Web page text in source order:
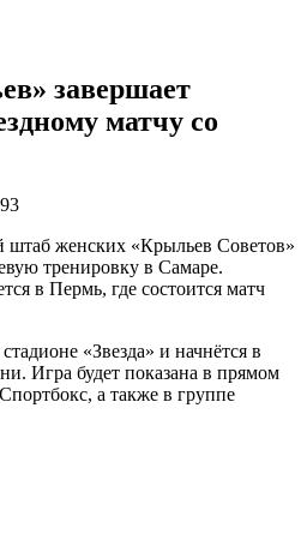
завершает
матчу со
штаб женских «Крыльев Советов»
тренировку в Самаре.
в Пермь, где состоится матч
«Звезда» и начнётся в
Игра будет показана в прямом
а также в группе